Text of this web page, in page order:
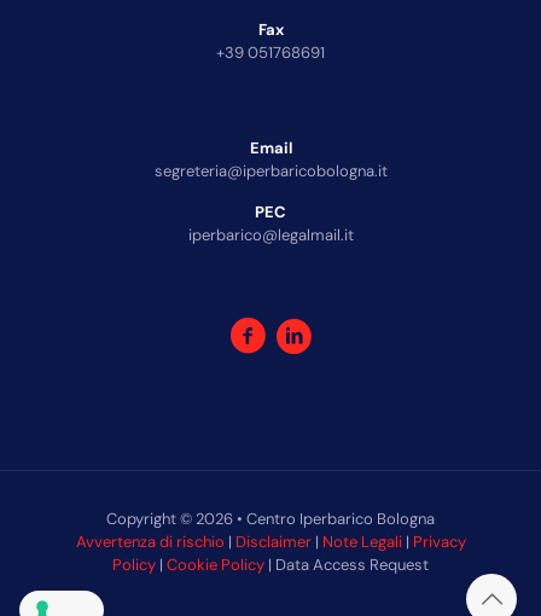
Fax
+39 051768691
Email
segreteria@iperbaricobologna.it
PEC
iperbarico@legalmail.it
Copyright © 2026 • Centro Iperbarico Bologna
Avvertenza di rischio | Disclaimer| Note Legali| Privacy
Policy | Cookie Policy | Data Access Request